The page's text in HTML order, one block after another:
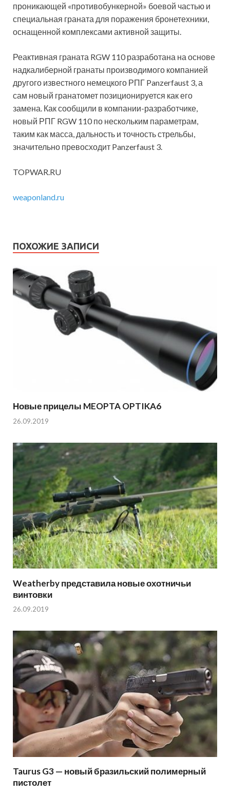
проникающей «противобункерной» боевой частью и
специальная граната для поражения бронетехники,
оснащенной комплексами активной защиты.
Реактивная граната RGW 110 разработана на основе
надкалиберной гранаты производимого компанией
другого известного немецкого РПГ Panzerfaust 3, а
сам новый гранатомет позиционируется как его
замена. Как сообщили в компании-разработчике,
новый РПГ RGW 110 по нескольким параметрам,
таким как масса, дальность и точность стрельбы,
значительно превосходит Panzerfaust 3.
TOPWAR.RU
weaponland.ru
ПОХОЖИЕ ЗАПИСИ
Новые прицелы MEOPTA OPTIKA6
26.09.2019
Weatherby представила новые охотничьи
винтовки
26.09.2019
Taurus G3 — новый бразильский полимерный
пистолет